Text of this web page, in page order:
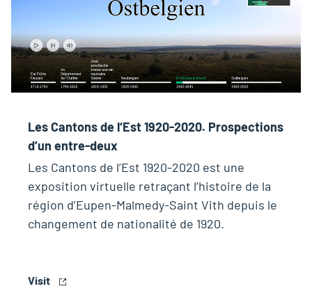
Les Cantons de l‘Est 1920-2020. Prospections
d’un entre-deux
Les Cantons de l’Est 1920-2020 est une
exposition virtuelle retraçant l’histoire de la
région d’Eupen-Malmedy-Saint Vith depuis le
changement de nationalité de 1920.
Visit